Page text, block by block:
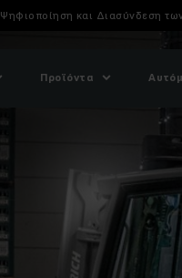
Ψηφιοποίηση και Διασύνδεση
Προϊόντα